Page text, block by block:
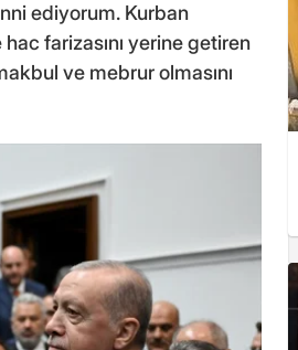
ediyorum. Kurban
farizasını yerine getiren
ve mebrur olmasını